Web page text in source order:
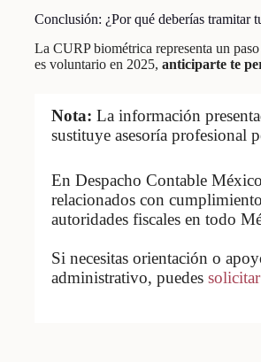
Conclusión: ¿Por qué deberías tramitar
La CURP biométrica representa un
es voluntario en 2025, anticiparte te
Nota: La información
sustituye asesoría profesional
En Despacho Contable
relacionados con
autoridades fiscales en todo
Si necesitas orientación o
administrativo, puedes